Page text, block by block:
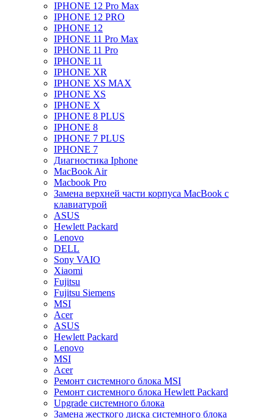
IPHONE 12 Pro Max
IPHONE 12 PRO
IPHONE 12
IPHONE 11 Pro Max
IPHONE 11 Pro
IPHONE 11
IPHONE XR
IPHONE XS MAX
IPHONE XS
IPHONE X
IPHONE 8 PLUS
IPHONE 8
IPHONE 7 PLUS
IPHONE 7
Диагностика Iphone
MacBook Air
Macbook Pro
Замена верхней части корпуса MacBook с
клавиатурой
ASUS
Hewlett Packard
Lenovo
DELL
Sony VAIO
Xiaomi
Fujitsu
Fujitsu Siemens
MSI
Acer
ASUS
Hewlett Packard
Lenovo
MSI
Acer
Ремонт системного блока MSI
Ремонт системного блока Hewlett Packard
Upgrade системного блока
Замена жесткого диска системного блока